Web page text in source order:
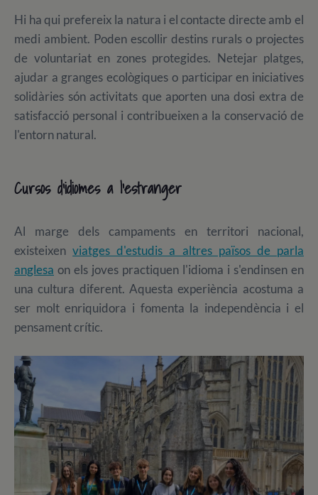
Hi ha qui prefereix la natura i el contacte directe amb el
medi ambient. Poden escollir destins rurals o projectes
de voluntariat en zones protegides. Netejar platges,
ajudar a granges ecològiques o participar en iniciatives
solidàries són activitats que aporten una dosi extra de
satisfacció personal i contribueixen a la conservació de
l'entorn natural.
Cursos d'idiomes a l'estranger
Al marge dels campaments en territori nacional,
existeixenviatges d'estudis a altres països de parla
anglesa on els joves practiquen l'idioma i s'endinsen en
una cultura diferent. Aquesta experiència acostuma a
ser molt enriquidora i fomenta la independència i el
pensament crític.